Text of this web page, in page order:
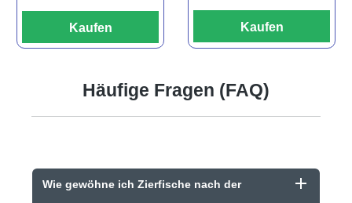
Kaufen Kaufen
Häufige Fragen (FAQ)
Wie gewöhne ich Zierfische nach der